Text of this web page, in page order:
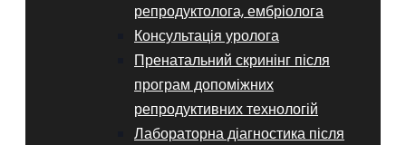
репродуктолога, ембріолога
Консультація уролога
Пренатальний скринінг після
програм допоміжних
репродуктивних технологій
​​Лабораторна діагностика після